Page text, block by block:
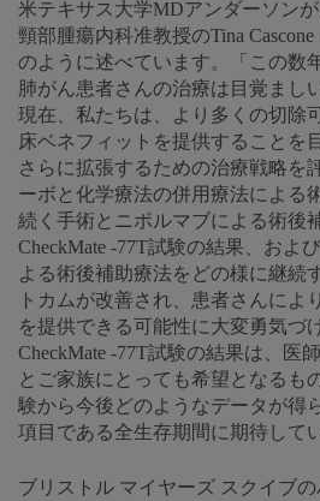
米テキサス大学MDアンダーソン
頸部腫瘍内科准教授のTina
のように述べています。「この数
肺がん患者さんの治療は目覚まし
現在、私たちは、より多くの切除
床ベネフィットを提供することを
さらに拡張するための治療戦略を
ーボと化学療法の併用療法による
続く手術とニボルマブによる術後
CheckMate -77T試験の結果、およ
よる術後補助療法をどの様に継続
トカムが改善され、患者さんによ
を提供できる可能性に大変勇気づ
CheckMate -77T試験の結果は、医
とご家族にとっても希望となるも
験から今後どのようなデータが得
項目である全生存期間に期待して
ブリストル マイヤーズ スクイブ